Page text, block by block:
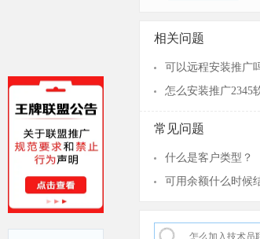
相关问题
可以远程安装推广
怎么安装推广2345
常见问题
什么是客户类型？
可用余额什么时候